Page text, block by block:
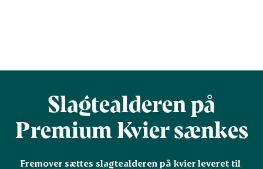
Slagtealderen på
Premium Kvier sænkes
Fremover sættes slagtealderen på kvier leveret til